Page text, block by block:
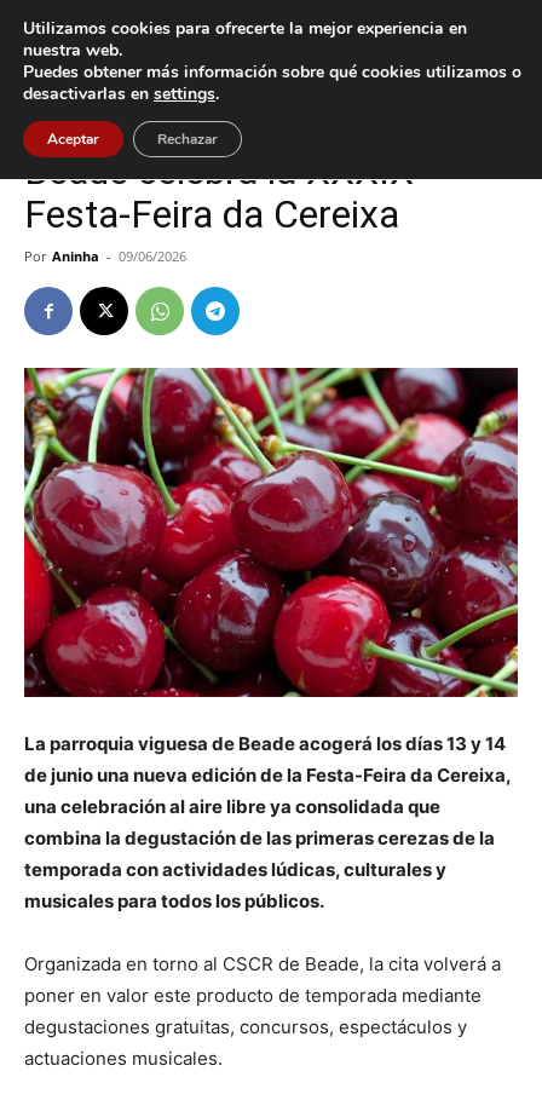
Inicio Cultura / Ocio
Cultura / Ocio Vigo
Beade celebra la XXXIX
Festa-Feira da Cereixa
Por Aninha - 09/06/2026
La parroquia viguesa de Beade acogerá los días 13 y 14
de junio una nueva edición de la Festa-Feira da Cereixa,
una celebración al aire libre ya consolidada que
combina la degustación de las primeras cerezas de la
temporada con actividades lúdicas, culturales y
musicales para todos los públicos.
Organizada en torno al CSCR de Beade, la cita volverá a
poner en valor este producto de temporada mediante
degustaciones gratuitas, concursos, espectáculos y
actuaciones musicales.
Utilizamos cookies para ofrecerte la mejor experiencia en
nuestra web.
Puedes obtener más información sobre qué cookies utilizamos o
desactivarlas en settings.
Aceptar Rechazar